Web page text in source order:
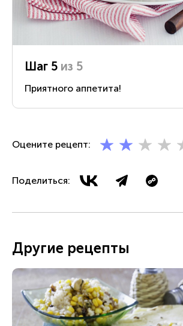
Шаг 5 из 5
Приятного аппетита!
Оцените рецепт:
Поделиться:
Другие рецепты